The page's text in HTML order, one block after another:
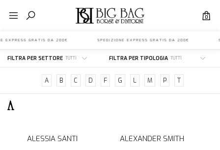
0
EXPRESS GRATIS DA 200€ SPEDIZIONE EXPRESS GRATIS DA 200€
brand
FILTRA PER SETTORE FILTRA PER TIPOLOGIA
A B C D F G L M P T
A
ALESSIA SANTI
ALEXANDER SMITH